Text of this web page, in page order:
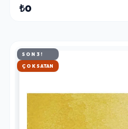
₺0
SON 3!
HIZLI KARGO